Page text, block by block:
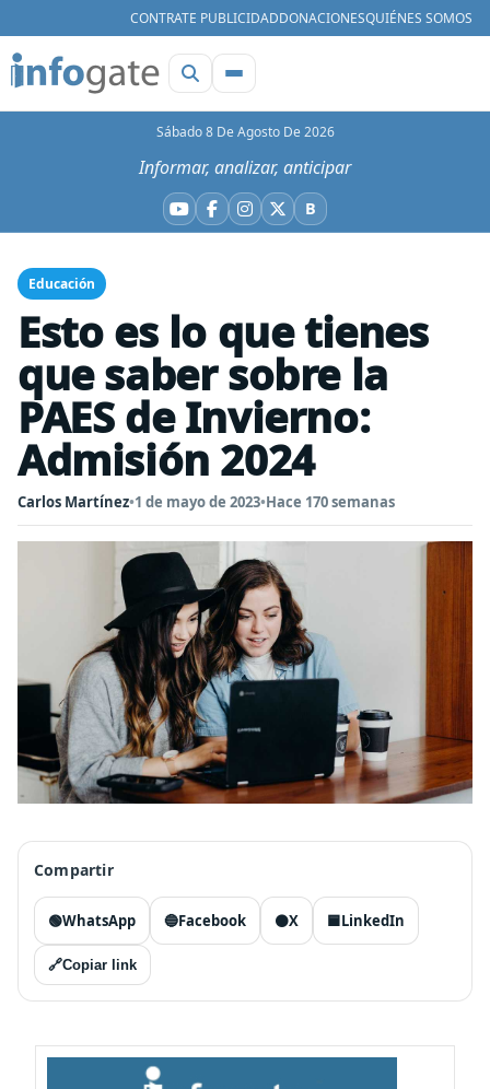
CONTRATE PUBLICIDADDONACIONESQUIÉNES SOMOS
Sábado 8 De Agosto De 2026
Informar, analizar, anticipar
YouTube
Facebook
Instagram
X BBluesky
Educación
Esto es lo que tienes
que saber sobre la
PAES de Invierno:
Admisión 2024
Carlos Martínez•1 de mayo de 2023•Hace 170 semanas
Compartir
🟢WhatsApp 🔵Facebook ⚫X 🟦LinkedIn
🔗Copiar link